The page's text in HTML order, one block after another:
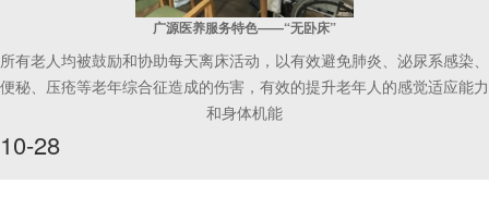
广源医养服务特色——“无卧床”
所有老人均被鼓励和协助每天离床活动，以有效避免肺炎、泌尿系感染、
便秘、压疮等老年综合征造成的伤害，有效的提升老年人的感觉适应能力
和身体机能
10-28